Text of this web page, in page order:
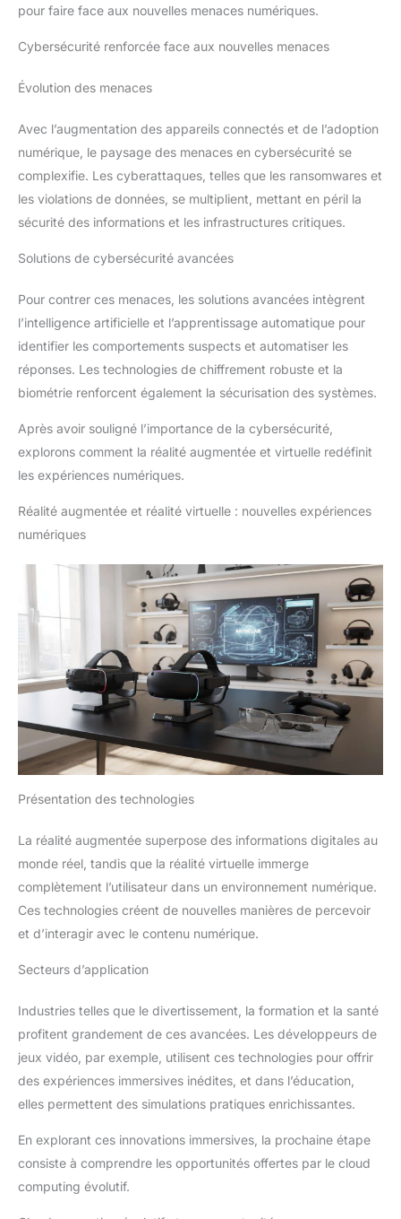
pour faire face aux nouvelles menaces numériques.
Cybersécurité renforcée face aux nouvelles menaces
Évolution des menaces
Avec l’augmentation des appareils connectés et de l’adoption
numérique, le paysage des menaces en cybersécurité se
complexifie. Les cyberattaques, telles que les ransomwares et
les violations de données, se multiplient, mettant en péril la
sécurité des informations et les infrastructures critiques.
Solutions de cybersécurité avancées
Pour contrer ces menaces, les solutions avancées intègrent
l’intelligence artificielle et l’apprentissage automatique pour
identifier les comportements suspects et automatiser les
réponses. Les technologies de chiffrement robuste et la
biométrie renforcent également la sécurisation des systèmes.
Après avoir souligné l’importance de la cybersécurité,
explorons comment la réalité augmentée et virtuelle redéfinit
les expériences numériques.
Réalité augmentée et réalité virtuelle : nouvelles expériences
numériques
Présentation des technologies
La réalité augmentée superpose des informations digitales au
monde réel, tandis que la réalité virtuelle immerge
complètement l’utilisateur dans un environnement numérique.
Ces technologies créent de nouvelles manières de percevoir
et d’interagir avec le contenu numérique.
Secteurs d’application
Industries telles que le divertissement, la formation et la santé
profitent grandement de ces avancées. Les développeurs de
jeux vidéo, par exemple, utilisent ces technologies pour offrir
des expériences immersives inédites, et dans l’éducation,
elles permettent des simulations pratiques enrichissantes.
En explorant ces innovations immersives, la prochaine étape
consiste à comprendre les opportunités offertes par le cloud
computing évolutif.